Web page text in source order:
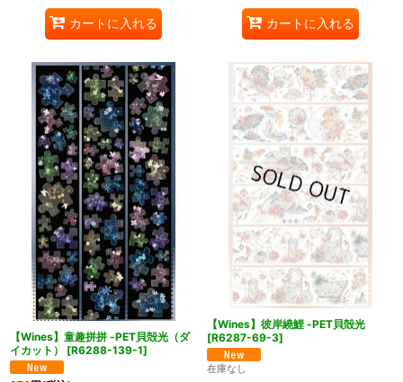
カートに入れる カートに入れる
【Wines】童趣拼拼 -PET貝殻光（ダ
イカット）
[R6288-139-1]
【Wines】彼岸繞鯉 -PET貝殻光
[R6287-69-3]
在庫なし